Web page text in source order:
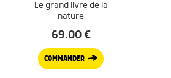
Le grand livre de la
nature
69.00€
COMMANDER